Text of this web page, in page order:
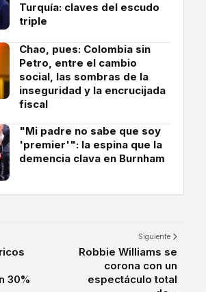
Turquía: claves del escudo
triple
Chao, pues: Colombia sin
Petro, entre el cambio
social, las sombras de la
inseguridad y la encrucijada
fiscal
"Mi padre no sabe que soy
'premier'": la espina que la
demencia clava en Burnham
30%
Siguiente
Robbie Williams se
corona con un
espectáculo total